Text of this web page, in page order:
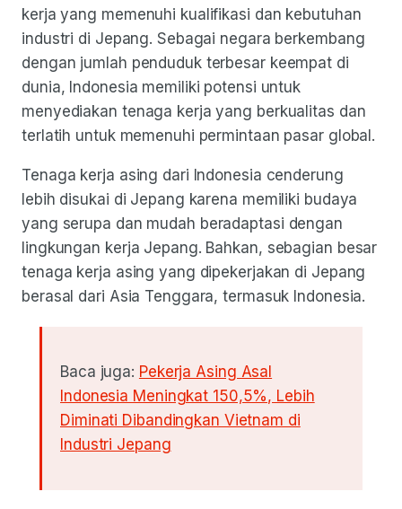
kerja yang memenuhi kualifikasi dan kebutuhan
industri di Jepang. Sebagai negara berkembang
dengan jumlah penduduk terbesar keempat di
dunia, Indonesia memiliki potensi untuk
menyediakan tenaga kerja yang berkualitas dan
terlatih untuk memenuhi permintaan pasar global.
Tenaga kerja asing dari Indonesia cenderung
lebih disukai di Jepang karena memiliki budaya
yang serupa dan mudah beradaptasi dengan
lingkungan kerja Jepang. Bahkan, sebagian besar
tenaga kerja asing yang dipekerjakan di Jepang
berasal dari Asia Tenggara, termasuk Indonesia.
Baca juga: Pekerja Asing Asal
Indonesia Meningkat 150,5%, Lebih
Diminati Dibandingkan Vietnam di
Industri Jepang